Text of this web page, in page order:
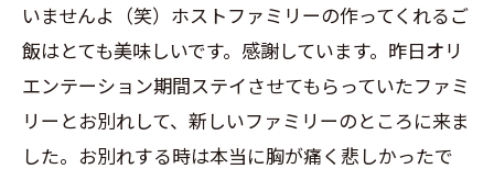
いませんよ（笑）ホストファミリーの作ってくれるご
飯はとても美味しいです。感謝しています。昨日オリ
エンテーション期間ステイさせてもらっていたファミ
リーとお別れして、新しいファミリーのところに来ま
した。お別れする時は本当に胸が痛く悲しかったで